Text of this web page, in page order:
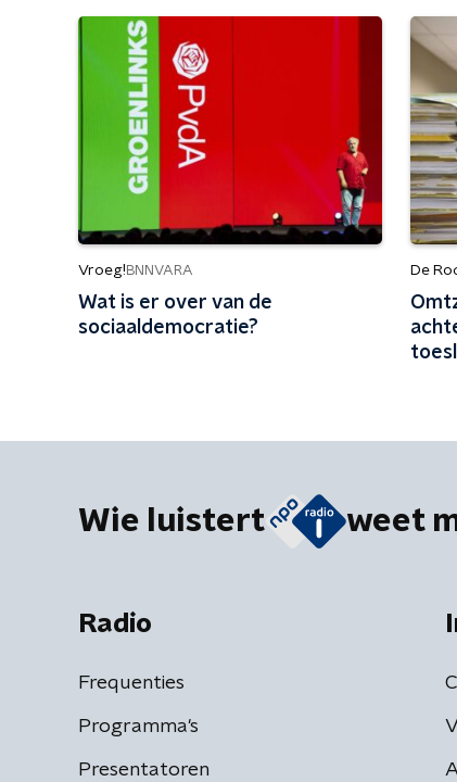
Vroeg! BNNVARA
Wat is er over van de
sociaaldemocratie?
De
Wie luistert weet
Radio
Frequenties
Programma's
Presentatoren